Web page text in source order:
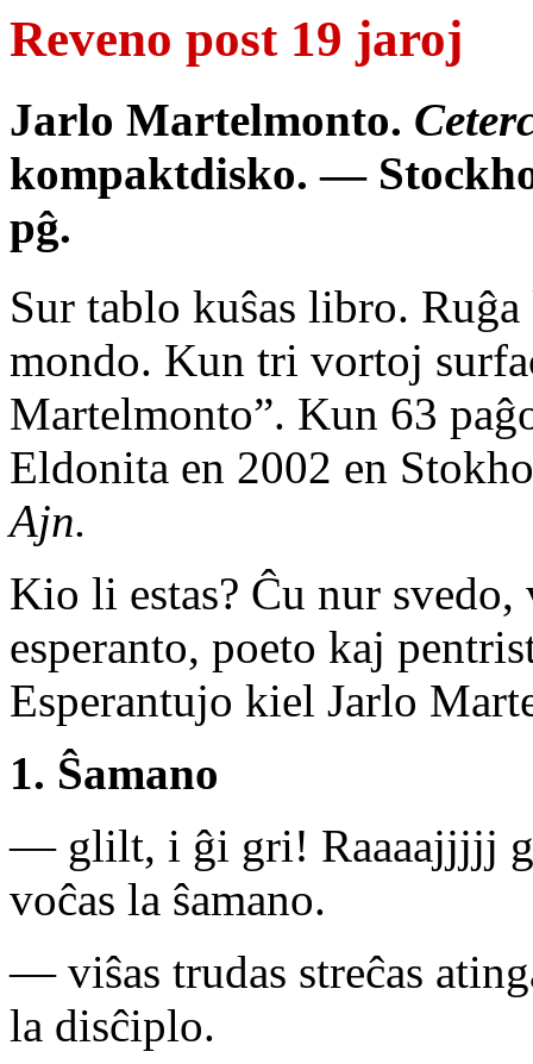
Reveno post 19 jaroj
Jarlo Martelmonto.
kompaktdisko. —
pĝ.
Sur tablo kuŝas libro.
mondo. Kun tri vortoj
Martelmonto”. Kun 63
Eldonita en 2002 en
Ajn.
Kio li estas? Ĉu nur svedo,
esperanto, poeto kaj
Esperantujo kiel Jarlo
1. Ŝamano
— glilt, i ĝi gri! Raaaajjjjj
voĉas la ŝamano.
— viŝas trudas streĉas
la disĉiplo.